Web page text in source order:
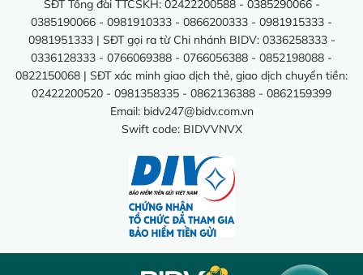
SĐT Tổng đài TTCSKH: 02422200588 - 0385290066 -
0385190066 - 0981910333 - 0866200333 - 0981915333 -
0981951333 | SĐT gọi ra từ Chi nhánh BIDV: 0336258333 -
0336128333 - 0766069388 - 0766056388 - 0852198088 -
0822150068 | SĐT xác minh giao dịch thẻ, giao dịch chuyển tiền:
02422200520 - 0981358335 - 0862136388 - 0862159399
Email: bidv247@bidv.com.vn
Swift code: BIDVVNVX